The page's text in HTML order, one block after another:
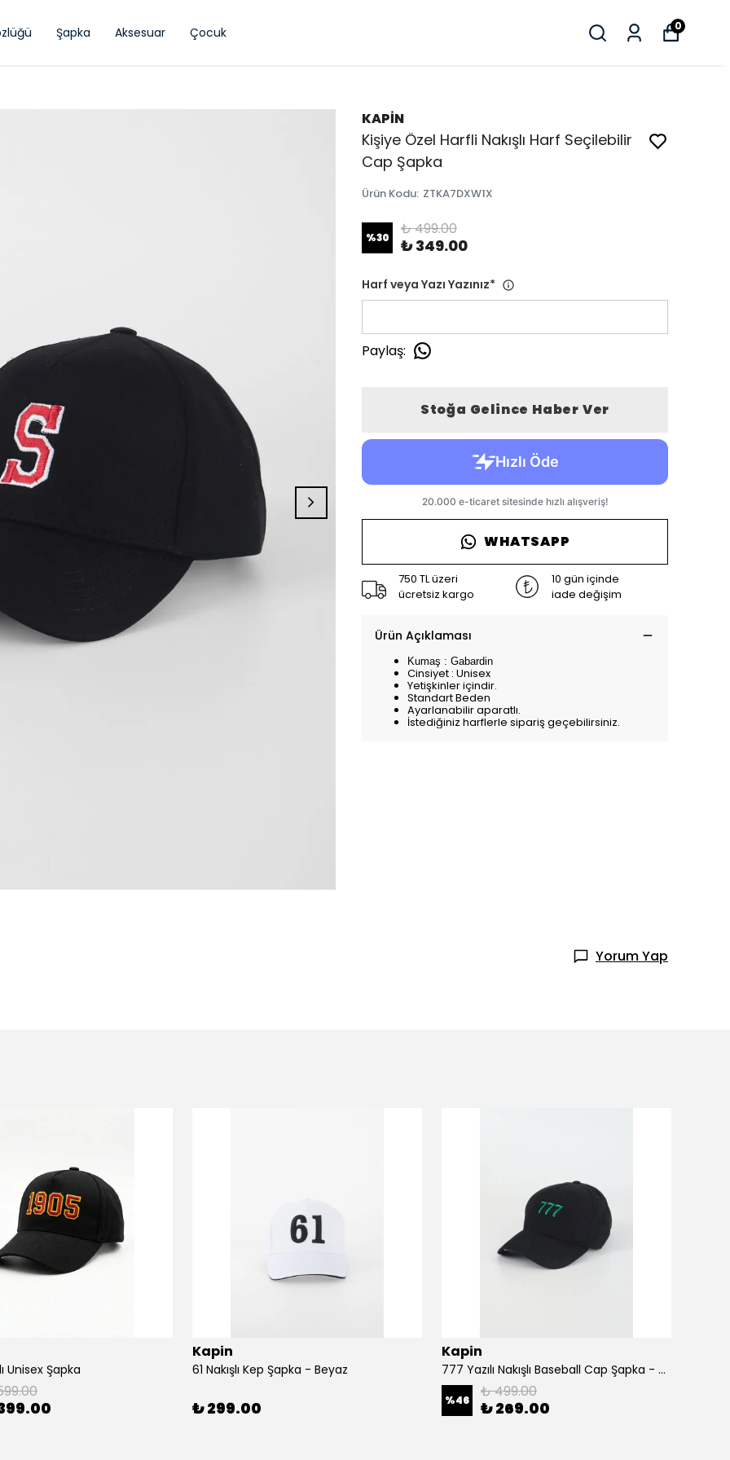
Şapka Aksesuar Çocuk 0
KAPİN
Kişiye Özel Harfli Nakışlı Harf Seçilebilir
Cap Şapka
Ürün Kodu: ZTKA7DXW1X
%30 ₺ 499.00
₺ 349.00
Harf veya Yazı Yazınız*
Paylaş:
Stoğa Gelince Haber Ver
WHATSAPP
750 TL üzeri
ücretsiz kargo
10 gün içinde
iade değişim
Ürün Açıklaması
Kumaş : Gabardin
Cinsiyet : Unisex
Yetişkinler içindir.
Standart Beden
Ayarlanabilir aparatlı.
İstediğiniz harflerle sipariş geçebilirsiniz.
Yorum Yap
Unisex Şapka
Kapin
61 Nakışlı Kep Şapka - Beyaz
₺ 299.00
Kapin
777 Yazılı Nakışlı Baseball Cap Şapka - Siyah
%46 ₺ 499.00
₺ 269.00